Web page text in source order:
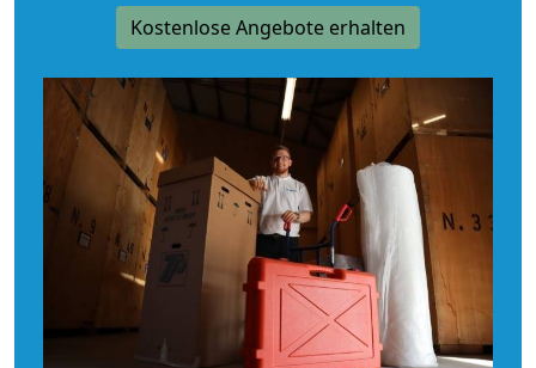
Kostenlose Angebote erhalten